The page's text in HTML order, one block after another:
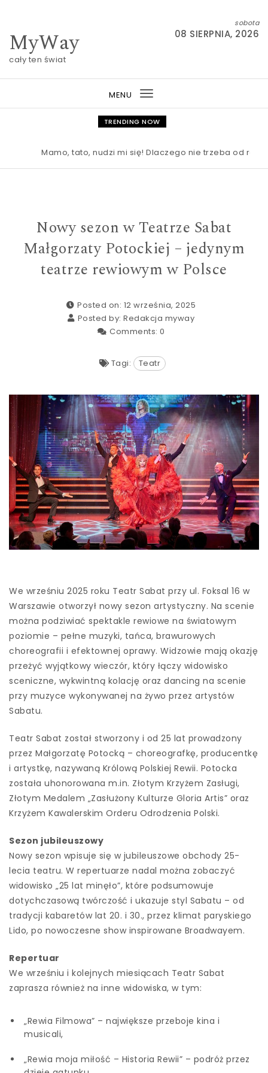
MyWay
cały ten świat
sobota
08 SIERPNIA, 2026
MENU
Toggle
navigation
TRENDING NOW
Mamo, tato, nudzi mi się! Dlaczego nie trzeba od razu
Nowy sezon w Teatrze Sabat
Małgorzaty Potockiej – jedynym
teatrze rewiowym w Polsce
Posted on: 12 września, 2025
Posted by: Redakcja myway
Comments: 0
Tagi: Teatr
We wrześniu 2025 roku Teatr Sabat przy ul. Foksal 16 w
Warszawie otworzył nowy sezon artystyczny. Na scenie
można podziwiać spektakle rewiowe na światowym
poziomie – pełne muzyki, tańca, brawurowych
choreografii i efektownej oprawy. Widzowie mają okazję
przeżyć wyjątkowy wieczór, który łączy widowisko
sceniczne, wykwintną kolację oraz dancing na scenie
przy muzyce wykonywanej na żywo przez artystów
Sabatu.
Teatr Sabat został stworzony i od 25 lat prowadzony
przez Małgorzatę Potocką – choreografkę, producentkę
i artystkę, nazywaną Królową Polskiej Rewii. Potocka
została uhonorowana m.in. Złotym Krzyżem Zasługi,
Złotym Medalem „Zasłużony Kulturze Gloria Artis” oraz
Krzyżem Kawalerskim Orderu Odrodzenia Polski.
Sezon jubileuszowy
Nowy sezon wpisuje się w jubileuszowe obchody 25-
lecia teatru. W repertuarze nadal można zobaczyć
widowisko „25 lat minęło”, które podsumowuje
dotychczasową twórczość i ukazuje styl Sabatu – od
tradycji kabaretów lat 20. i 30., przez klimat paryskiego
Lido, po nowoczesne show inspirowane Broadwayem.
Repertuar
We wrześniu i kolejnych miesiącach Teatr Sabat
zaprasza również na inne widowiska, w tym:
„Rewia Filmowa” – największe przeboje kina i
musicali,
„Rewia moja miłość – Historia Rewii” – podróż przez